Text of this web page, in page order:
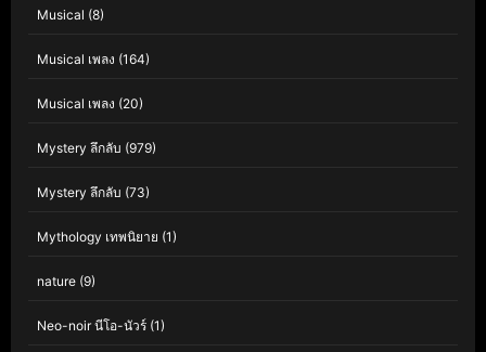
Musical (8)
Musical เพลง (164)
Musical เพลง (20)
Mystery ลึกลับ (979)
Mystery ลึกลับ (73)
Mythology เทพนิยาย (1)
nature (9)
Neo-noir นีโอ-นัวร์ (1)